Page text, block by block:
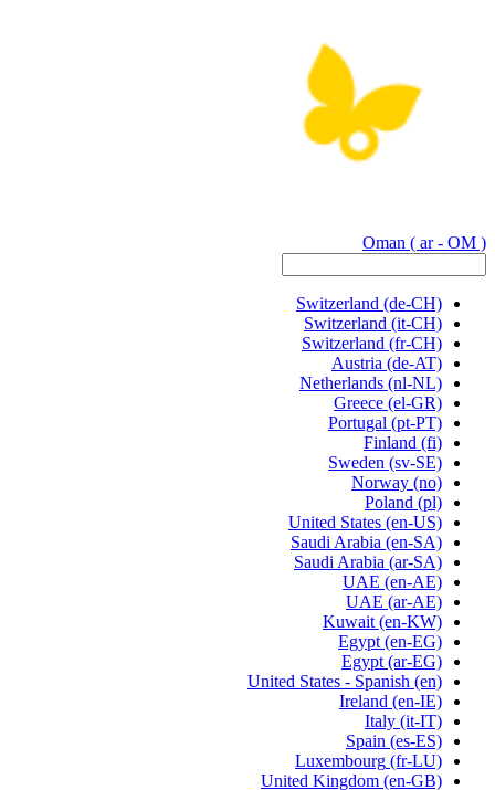
Oman ( ar - OM )
Switzerland (de-CH)
Switzerland (it-CH)
Switzerland (fr-CH)
Austria (de-AT)
Netherlands (nl-NL)
Greece (el-GR)
Portugal (pt-PT)
Finland (fi)
Sweden (sv-SE)
Norway (no)
Poland (pl)
United States (en-US)
Saudi Arabia (en-SA)
Saudi Arabia (ar-SA)
UAE (en-AE)
UAE (ar-AE)
Kuwait (en-KW)
Egypt (en-EG)
Egypt (ar-EG)
United States - Spanish (en)
Ireland (en-IE)
Italy (it-IT)
Spain (es-ES)
Luxembourg (fr-LU)
United Kingdom (en-GB)